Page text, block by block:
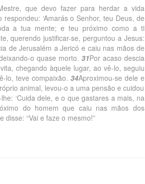
que devo fazer para herdar a vida
respondeu: ‘Amarás o Senhor, teu Deus, de
a tua mente; e teu próximo como a ti
querendo justificar-se, perguntou a Jesus:
de Jerusalém a Jericó e caiu nas mãos de
o quase morto. 31Por acaso descia
chegando àquele lugar, ao vê-lo, seguiu
lo, teve compaixão. 34Aproximou-se dele e
animal, levou-o a uma pensão e cuidou
‘Cuida dele, e o que gastares a mais, na
do homem que caiu nas mãos dos
disse: “Vai e faze o mesmo!”